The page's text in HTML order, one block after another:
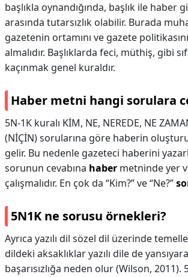
başlıkla oynandığında, başlık ile haber
arasında tutarsızlık olabilir. Burada
gazetenin ortamını ve gazete
almalıdır. Başlıklarda feci, müthiş, gibi
kaçınmak genel kuraldır.
Haber metni hangi sorulara
5N-1K kuralı KİM, NE, NEREDE, NE
(NİÇİN) sorularına göre haberin
gelir. Bu nedenle gazeteci haberini
sorunun cevabına haber metninde yer
çalışmalıdır. En çok da “Kim?” ve “Ne?”
5N1K ne sorusu örnekleri?
Ayrıca yazılı dil sözel dil üzerinde
dildeki aksaklıklar yazılı dile de
başarısızlığa neden olur (Wilson, 2011).